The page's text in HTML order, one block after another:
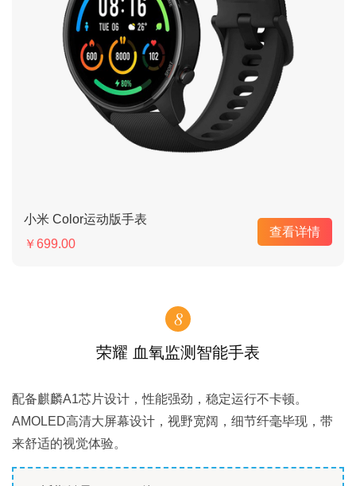
小米 Color运动版手表
￥699.00
查看详情
8
荣耀 血氧监测智能手表
配备麒麟A1芯片设计，性能强劲，稳定运行不卡顿。
AMOLED高清大屏幕设计，视野宽阔，细节纤毫毕现，带
来舒适的视觉体验。